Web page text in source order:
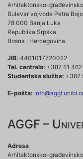
Arhitektonsko-
Bulevar vojvode Petra
78 000 Banja Luka
Republika Srpska
Bosna i Hercegovina
JIB: 4401017720022
Tel. centrala: +387 51 462
Studentska služba: +387
E-pošta:
AGGF –
Adresa
Arhitektonsko-